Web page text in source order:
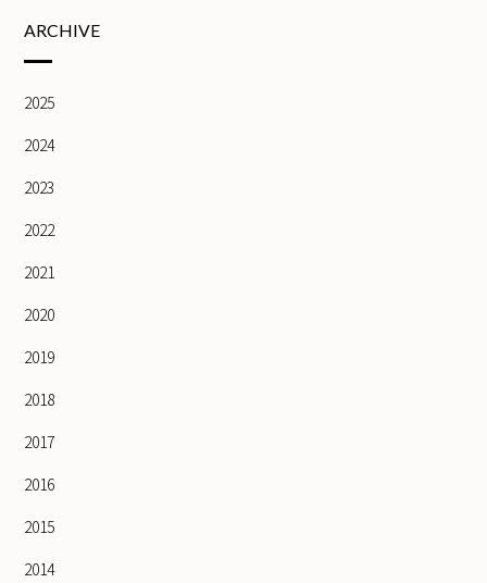
ARCHIVE
2025
2024
2023
2022
2021
2020
2019
2018
2017
2016
2015
2014